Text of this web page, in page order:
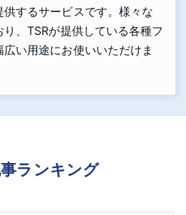
するサービスです。様々な
、TSRが提供している各種フ
い用途にお使いいただけま
ランキング